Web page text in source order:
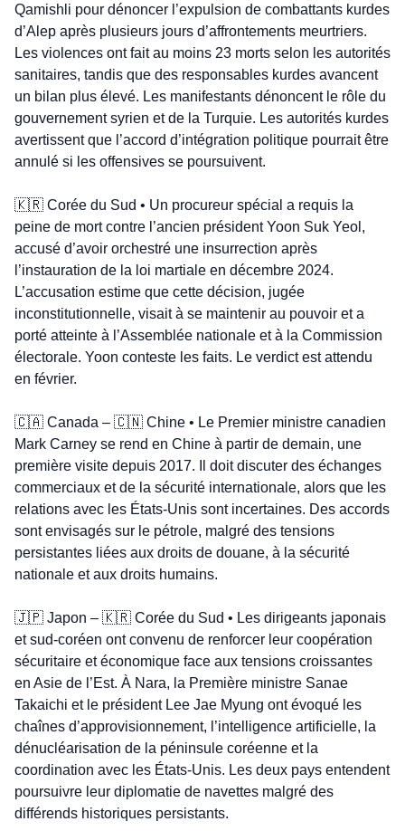
Qamishli pour dénoncer l’expulsion de combattants kurdes
d’Alep après plusieurs jours d’affrontements meurtriers.
Les violences ont fait au moins 23 morts selon les autorités
sanitaires, tandis que des responsables kurdes avancent
un bilan plus élevé. Les manifestants dénoncent le rôle du
gouvernement syrien et de la Turquie. Les autorités kurdes
avertissent que l’accord d’intégration politique pourrait être
annulé si les offensives se poursuivent.
🇰🇷 Corée du Sud • Un procureur spécial a requis la
peine de mort contre l’ancien président Yoon Suk Yeol,
accusé d’avoir orchestré une insurrection après
l’instauration de la loi martiale en décembre 2024.
L’accusation estime que cette décision, jugée
inconstitutionnelle, visait à se maintenir au pouvoir et a
porté atteinte à l’Assemblée nationale et à la Commission
électorale. Yoon conteste les faits. Le verdict est attendu
en février.
🇨🇦 Canada – 🇨🇳 Chine • Le Premier ministre canadien
Mark Carney se rend en Chine à partir de demain, une
première visite depuis 2017. Il doit discuter des échanges
commerciaux et de la sécurité internationale, alors que les
relations avec les États-Unis sont incertaines. Des accords
sont envisagés sur le pétrole, malgré des tensions
persistantes liées aux droits de douane, à la sécurité
nationale et aux droits humains.
🇯🇵 Japon – 🇰🇷 Corée du Sud • Les dirigeants japonais
et sud-coréen ont convenu de renforcer leur coopération
sécuritaire et économique face aux tensions croissantes
en Asie de l’Est. À Nara, la Première ministre Sanae
Takaichi et le président Lee Jae Myung ont évoqué les
chaînes d’approvisionnement, l’intelligence artificielle, la
dénucléarisation de la péninsule coréenne et la
coordination avec les États-Unis. Les deux pays entendent
poursuivre leur diplomatie de navettes malgré des
différends historiques persistants.